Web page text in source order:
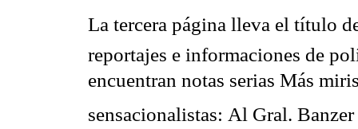
La tercera página lleva el título
reportajes e informaciones de
encuentran notas serias Más
sensacionalistas: Al Gral. Banzer